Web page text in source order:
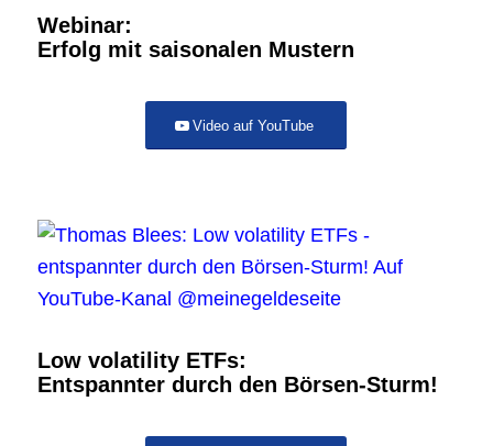
Webinar:
Erfolg mit saisonalen Mustern
Video auf YouTube
Low volatility ETFs:
Entspannter durch den Börsen-Sturm!